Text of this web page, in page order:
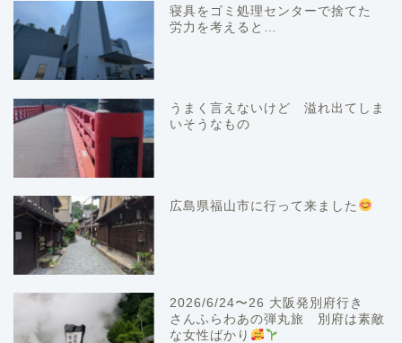
寝具をゴミ処理センターで捨てた
労力を考えると…
うまく言えないけど 溢れ出てしま
いそうなもの
広島県福山市に行って来ました
2026/6/24〜26 大阪発別府行き
さんふらわあの弾丸旅 別府は素敵
な女性ばかり